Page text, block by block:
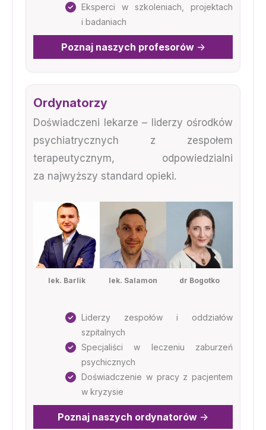
Eksperci w szkoleniach, projektach
i badaniach
Poznaj naszych profesorów->
Ordynatorzy
Doświadczeni lekarze – liderzy ośrodków
psychiatrycznych z zespołem
terapeutycznym, odpowiedzialni
za najwyższy standard opieki.
lek. Barlik lek. Salamon dr Bogotko
Liderzy zespołów i oddziałów
szpitalnych
Specjaliści w leczeniu zaburzeń
psychicznych
Doświadczenie w pracy z pacjentem
w kryzysie
Poznaj naszych ordynatorów ->